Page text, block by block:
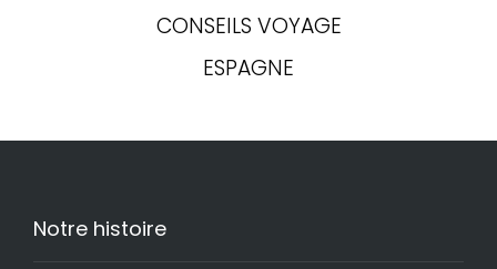
CONSEILS VOYAGE
ESPAGNE
Notre histoire